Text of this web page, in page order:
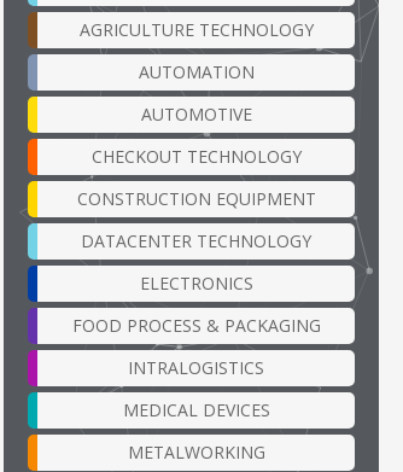
AGRICULTURE TECHNOLOGY
AUTOMATION
AUTOMOTIVE
CHECKOUT TECHNOLOGY
CONSTRUCTION EQUIPMENT
DATACENTER TECHNOLOGY
ELECTRONICS
FOOD PROCESS & PACKAGING
INTRALOGISTICS
MEDICAL DEVICES
METALWORKING